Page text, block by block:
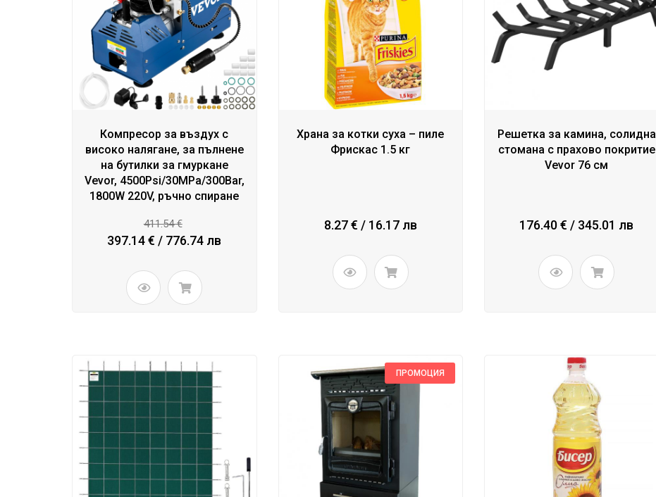
Компресор за въздух с
високо налягане, за пълнене
на бутилки за гмуркане
Vevor, 4500Psi/30MPa/300Bar,
1800W 220V, ръчно спиране
411.54 €
397.14 € / 776.74 лв
Храна за котки суха – пиле
Фрискас 1.5 кг
8.27 € / 16.17 лв
Решетка за камина, солидна
стомана с прахово покритие
Vevor 76 см
176.40 € / 345.01 лв
ПРОМОЦИЯ